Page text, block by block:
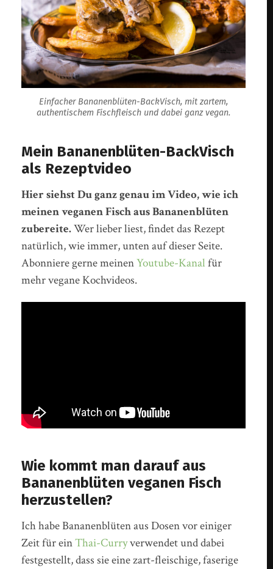
Einfacher Bananenblüten-BackVisch, mit zartem,
authentischem Fischfleisch und dabei ganz vegan.
Mein Bananenblüten-BackVisch
als Rezeptvideo
Hier siehst Du ganz genau im Video, wie ich
meinen veganen Fisch aus Bananenblüten
zubereite.Wer lieber liest, findet das Rezept
natürlich, wie immer, unten auf dieser Seite.
Abonniere gerne meinenYoutube-Kanalfür
mehr vegane Kochvideos.
Wie kommt man darauf aus
Bananenblüten veganen Fisch
herzustellen?
Ich habe Bananenblüten aus Dosen vor einiger
Zeit für einThai-Curryverwendet und dabei
festgestellt, dass sie eine zart-fleischige, faserige